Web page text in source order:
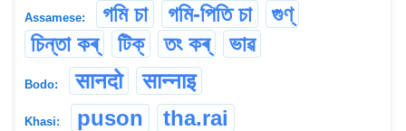
Assamese: গমি চা গমি-পিতি চা
গুণ্
চিন্তা কৰ্
টিক্ তং কৰ্ ভাৱ
Bodo: सानदो सान्नाइ
Khasi: puson tha.rai